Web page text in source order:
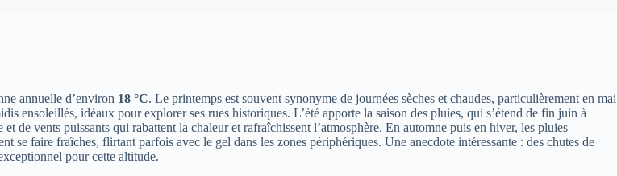
annuelle d’environ 18 °C. Le printemps est souvent synonyme de journées sèches et chaudes, particulièrement en mai
ensoleillés, idéaux pour explorer ses rues historiques. L’été apporte la saison des pluies, qui s’étend de fin juin à
de vents puissants qui rabattent la chaleur et rafraîchissent l’atmosphère. En automne puis en hiver, les pluies
se faire fraîches, flirtant parfois avec le gel dans les zones périphériques. Une anecdote intéressante : des chutes de
pour cette altitude.